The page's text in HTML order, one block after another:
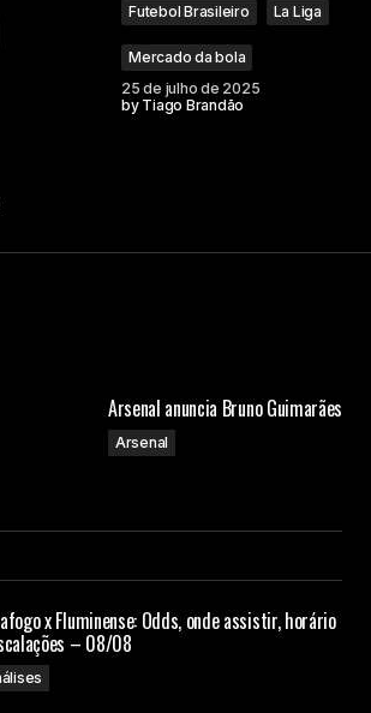
Futebol Brasileiro La Liga
Mercado da bola
25 de julho de 2025
by Tiago Brandão
Arsenal anuncia Bruno Guimarães
Arsenal
x Fluminense: Odds, onde assistir, horário
– 08/08